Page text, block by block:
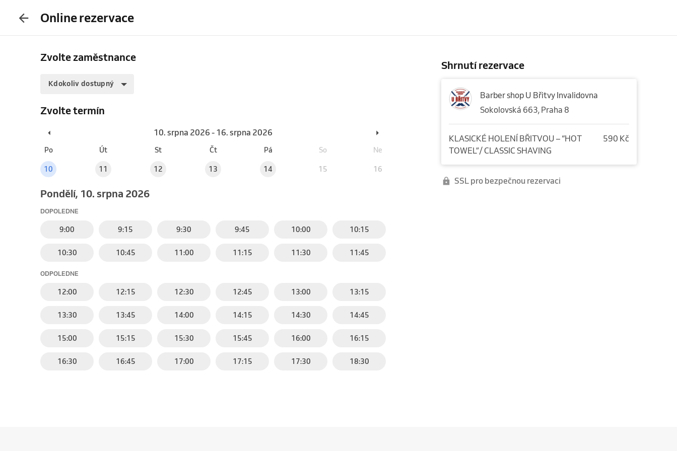
Online rezervace
Zvolte zaměstnance
Kdokoliv dostupný
Zvolte termín
10. srpna 2026 - 16. srpna 2026
Po Út St Čt Pá So Ne
10 11 12 13 14 15 16
pondělí, 10. srpna 2026
DOPOLEDNE
9:00 9:15 9:30 9:45 10:00 10:15
10:30 10:45 11:00 11:15 11:30 11:45
ODPOLEDNE
12:00 12:15 12:30 12:45 13:00 13:15
13:30 13:45 14:00 14:15 14:30 14:45
15:00 15:15 15:30 15:45 16:00 16:15
16:30 16:45 17:00 17:15 17:30 18:30
Shrnutí rezervace
Barber shop U Břitvy Invalidovna
Sokolovská 663, Praha 8
KLASICKÉ HOLENÍ BŘITVOU – “HOT
TOWEL”/ CLASSIC SHAVING
590 Kč
SSL pro bezpečnou rezervaci